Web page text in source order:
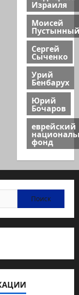
Израиля
Моисей
Сергей
Сыченко
Урий
Бенбарух
Юрий
Бочаров
еврейский
фонд